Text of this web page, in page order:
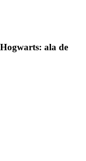
ala de